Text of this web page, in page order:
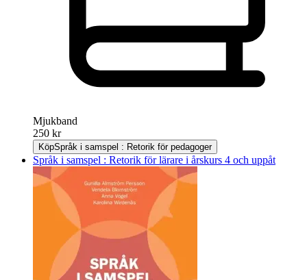
Mjukband
250 kr
KöpSpråk i samspel : Retorik för pedagoger
Språk i samspel : Retorik för lärare i årskurs 4 och uppåt